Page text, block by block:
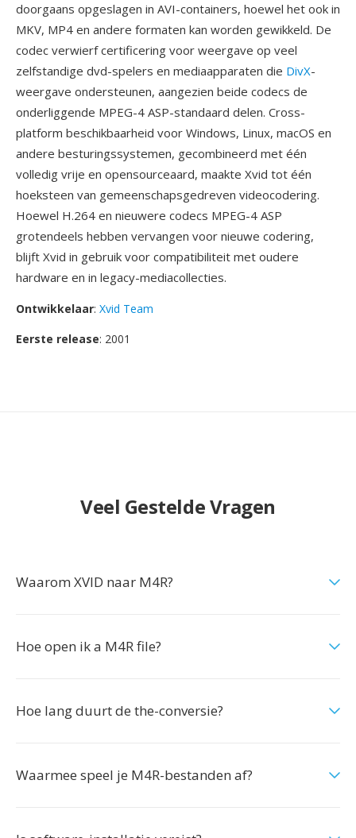
doorgaans opgeslagen in AVI-containers, hoewel het ook in
MKV, MP4 en andere formaten kan worden gewikkeld. De
codec verwierf certificering voor weergave op veel
zelfstandige dvd-spelers en mediaapparaten die DivX-
weergave ondersteunen, aangezien beide codecs de
onderliggende MPEG-4 ASP-standaard delen. Cross-
platform beschikbaarheid voor Windows, Linux, macOS en
andere besturingssystemen, gecombineerd met één
volledig vrije en opensourceaard, maakte Xvid tot één
hoeksteen van gemeenschapsgedreven videocodering.
Hoewel H.264 en nieuwere codecs MPEG-4 ASP
grotendeels hebben vervangen voor nieuwe codering,
blijft Xvid in gebruik voor compatibiliteit met oudere
hardware en in legacy-mediacollecties.
Ontwikkelaar: Xvid Team
Eerste release: 2001
Veel Gestelde Vragen
Waarom XVID naar M4R?
Hoe open ik a M4R file?
Hoe lang duurt de the-conversie?
Waarmee speel je M4R-bestanden af?